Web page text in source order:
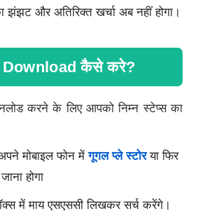
और अतिरिक्त खर्चा अब नहीं होगा।
Download कैसे करे?
करने के लिए आपको निम्न स्टेप्स का
मोबाइल फोन मेंगूगल प्ले स्टोरया फिर
होगा
में माय एसएससी लिखकर सर्च करेंगे।